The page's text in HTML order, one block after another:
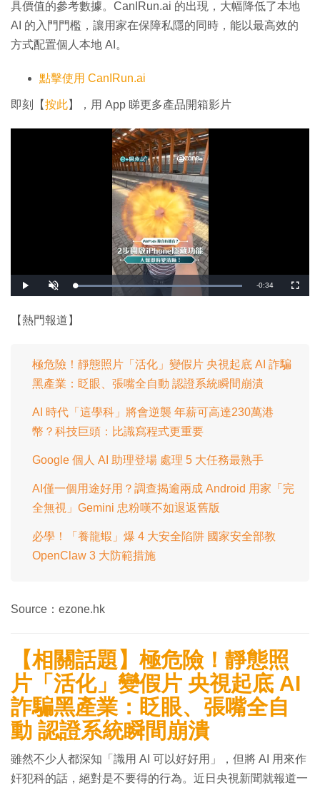
具價值的參考數據。CanIRun.ai 的出現，大幅降低了本地
AI 的入門門檻，讓用家在保障私隱的同時，能以最高效的
方式配置個人本地 AI。
點擊使用 CanIRun.ai
即刻【按此】，用 App 睇更多產品開箱影片
播
放
開
啟
載
入
%
剩
-0:34
全
螢
【熱門報道】
極危險！靜態照片「活化」變假片 央視起底 AI 詐騙
黑產業：眨眼、張嘴全自動 認證系統瞬間崩潰
AI 時代「這學科」將會逆襲 年薪可高達230萬港
幣？科技巨頭：比識寫程式更重要
Google 個人 AI 助理登場 處理 5 大任務最熟手
AI僅一個用途好用？調查揭逾兩成 Android 用家「完
全無視」Gemini 忠粉嘆不如退返舊版
必學！「養龍蝦」爆 4 大安全陷阱 國家安全部教
OpenClaw 3 大防範措施
Source：ezone.hk
【相關話題】極危險！靜態照
片「活化」變假片 央視起底 AI
詐騙黑產業：眨眼、張嘴全自
動 認證系統瞬間崩潰
雖然不少人都深知「識用 AI 可以好好用」，但將 AI 用來作
奸犯科的話，絕對是不要得的行為。近日央視新聞就報道一